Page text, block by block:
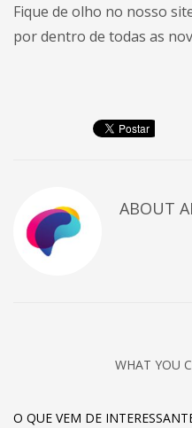
Fique de olho no nosso
por dentro de todas as
ABOUT
WHAT YOU
O QUE VEM DE